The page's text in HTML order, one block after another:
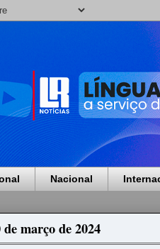
Nacional
março de 2024